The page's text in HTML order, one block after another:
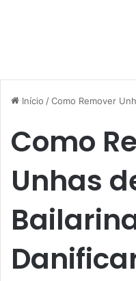
Início /Como Remover
Como
Unhas